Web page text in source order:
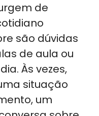
ar
e
de
são dúvidas
de aula ou
Às vezes,
situação
um